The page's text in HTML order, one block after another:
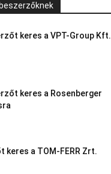
keres a VPT-Group Kft.
keres a Rosenberger
keres a TOM-FERR Zrt.